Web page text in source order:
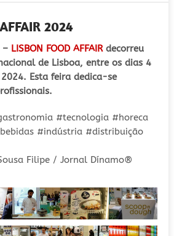
2024
– LISBON FOOD AFFAIRdecorreu
de Lisboa, entre os dias 4
Esta feira dedica-se
#tecnologia #horeca
#indústria #distribuição
Filipe / Jornal Dínamo®